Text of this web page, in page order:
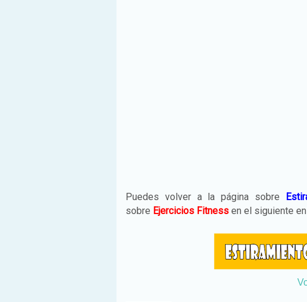
Puedes volver a la página sobre
sobre Ejercicios Fitness en el siguiente